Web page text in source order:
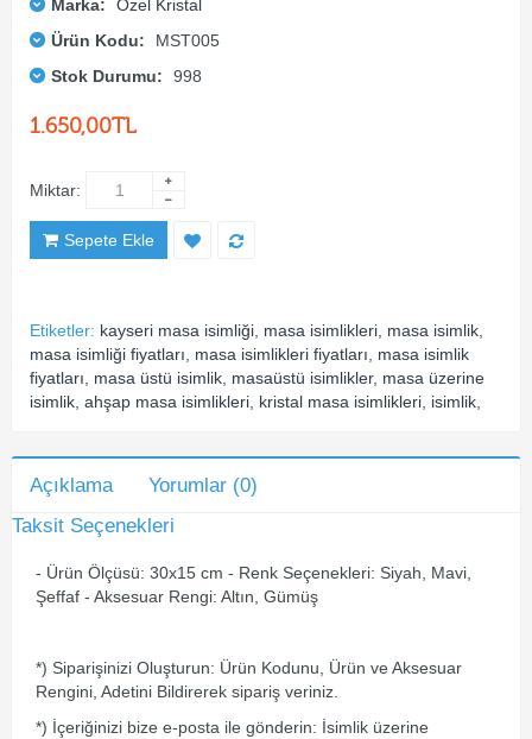
Marka:
Özel Kristal
Ürün Kodu:
MST005
Stok Durumu:
998
1.650,00TL
Miktar:
Sepete Ekle
Etiketler: kayseri masa isimliği masa isimlikleri masa isimlik
masa isimliği fiyatları
masa isimlikleri fiyatları
masa isimlik
fiyatları
masa üstü isimlik masaüstü isimlikler, masa üzerine
isimlik ahşap masa isimlikleri kristal masa isimlikleri isimlik
Açıklama
Yorumlar (0)
Taksit Seçenekleri
- Ürün Ölçüsü: 30x15 cm - Renk Seçenekleri: Siyah, Mavi,
Şeffaf - Aksesuar Rengi: Altın, Gümüş
*) Siparişinizi Oluşturun: Ürün Kodunu, Ürün ve Aksesuar
Rengini, Adetini Bildirerek sipariş veriniz.
*) İçeriğinizi bize e-posta ile gönderin: İsimlik üzerine